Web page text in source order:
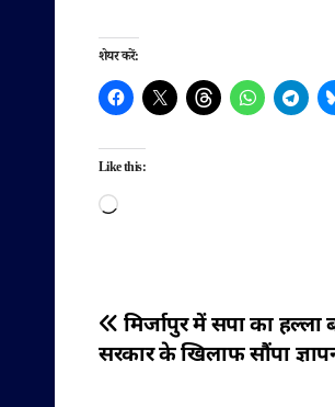
शेयर करें:
Like this:
Loading…
पोस्ट
नेविगेशन
मिर्जापुर में सपा का हल्ला
सरकार के खिलाफ सौंपा